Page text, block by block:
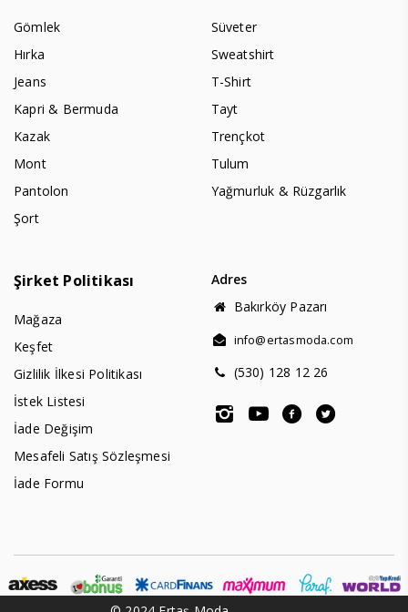
Gömlek
Hırka
Jeans
Kapri & Bermuda
Kazak
Mont
Pantolon
Şort
Süveter
Sweatshirt
T-Shirt
Tayt
Trençkot
Tulum
Yağmurluk & Rüzgarlık
Şirket Politikası
Mağaza
Keşfet
Gizlilik İlkesi Politikası
İstek Listesi
İade Değişim
Mesafeli Satış Sözleşmesi
İade Formu
Adres
Bakırköy Pazarı
info@ertasmoda.com
(530) 128 12 26